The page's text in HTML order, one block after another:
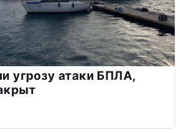
угрозу атаки БПЛА,